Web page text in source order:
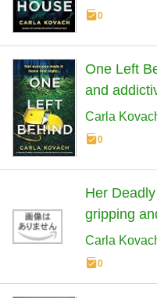
0
One Left
and
biting
Carla
0
Her
gripping
crime
Carla
0